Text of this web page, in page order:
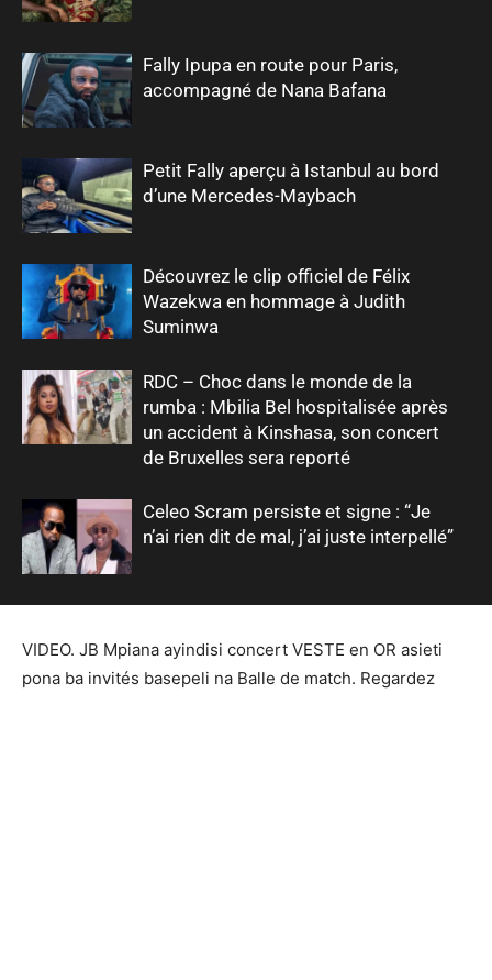
Fally Ipupa en route pour Paris,
accompagné de Nana Bafana
Petit Fally aperçu à Istanbul au bord
d’une Mercedes-Maybach
Découvrez le clip officiel de Félix
Wazekwa en hommage à Judith
Suminwa
RDC – Choc dans le monde de la
rumba : Mbilia Bel hospitalisée après
un accident à Kinshasa, son concert
de Bruxelles sera reporté
Celeo Scram persiste et signe : “Je
n’ai rien dit de mal, j’ai juste interpellé”
VIDEO. JB Mpiana ayindisi concert VESTE en OR asieti
pona ba invités basepeli na Balle de match. Regardez